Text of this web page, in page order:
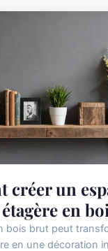
créer un
en
bois brut peut
en une décoration